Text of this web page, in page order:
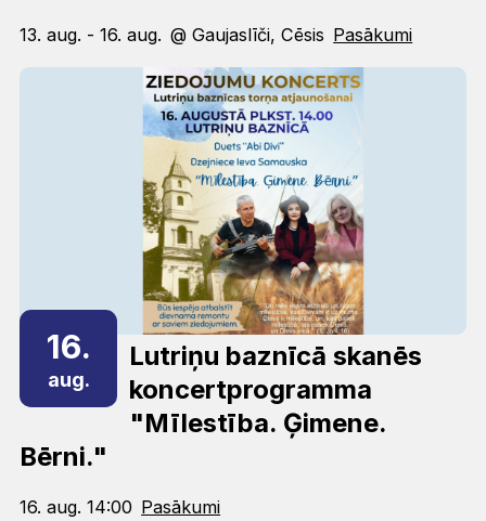
13. aug. - 16. aug. @ Gaujaslīči, Cēsis Pasākumi
16.
aug.
Lutriņu baznīcā skanēs
koncertprogramma
"Mīlestība. Ģimene.
Bērni."
16. aug. 14:00 Pasākumi